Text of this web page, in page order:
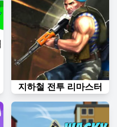
지하철 전투 리마스터